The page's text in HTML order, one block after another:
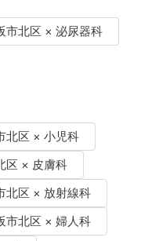
市北区 × 泌尿器科
北区 × 小児科
区 × 皮膚科
北区 × 放射線科
市北区 × 婦人科